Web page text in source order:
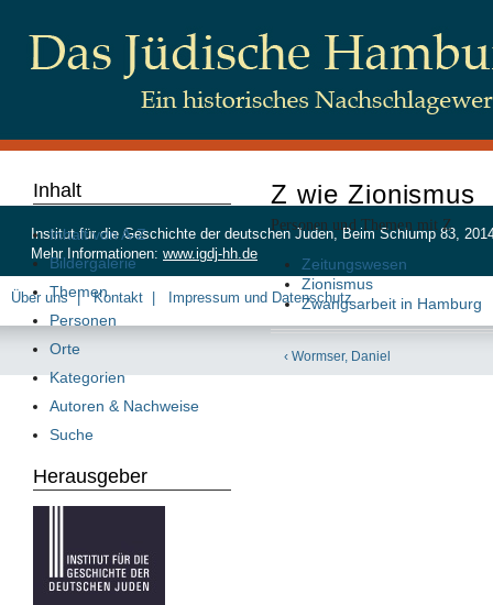
Z wie Zionismus
Personen und Themen mit Z
Zeitungswesen
Zionismus
Zwangsarbeit in Hamburg
‹ Wormser, Daniel
Inhalt
Inhalt von A-Z
Bildergalerie
Themen
Personen
Orte
Kategorien
Autoren & Nachweise
Suche
Herausgeber
Institut für die Geschichte der deutschen Juden, Beim Schlump 83,
Mehr Informationen: www.igdj-hh.de
Über uns Kontakt Impressum und Datenschutz